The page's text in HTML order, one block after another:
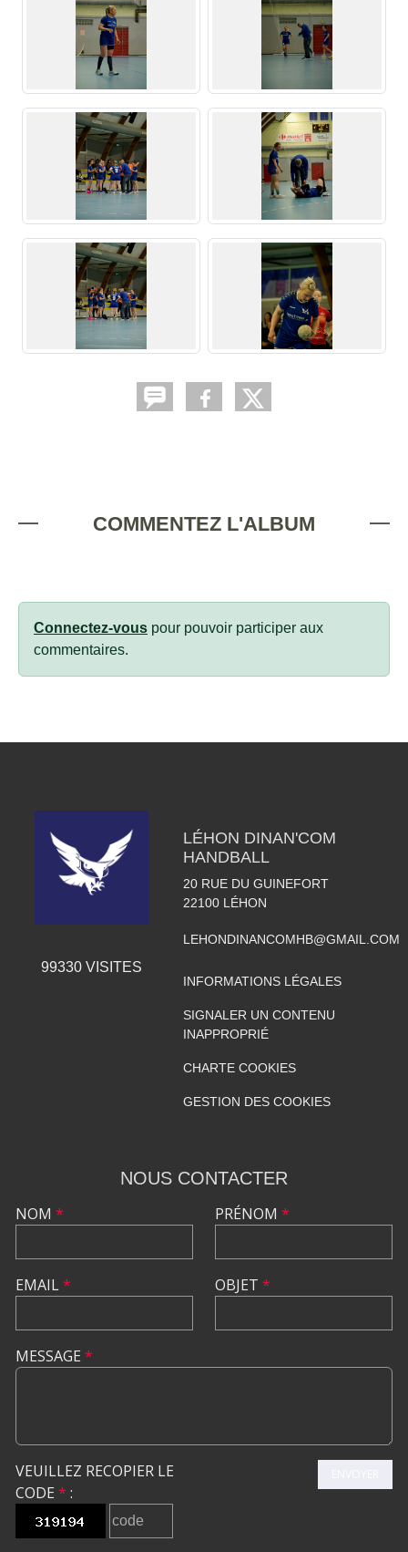
COMMENTEZ L'ALBUM
Connectez-vous pour pouvoir participer aux
commentaires.
99330VISITES
LÉHON DINAN'COM
HANDBALL
20 RUE DU GUINEFORT
22100 LÉHON
LEHONDINANCOMHB@GMAIL.COM
INFORMATIONS LÉGALES
SIGNALER UN CONTENU
INAPPROPRIÉ
CHARTE COOKIES
GESTION DES COOKIES
NOUS CONTACTER
NOM *
EMAIL*
PRÉNOM *
OBJET *
MESSAGE *
VEUILLEZ RECOPIER LE
CODE * :